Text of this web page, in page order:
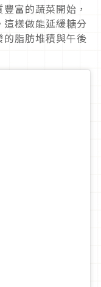
富的蔬菜開始，
樣做能延緩糖分
脂肪堆積與午後